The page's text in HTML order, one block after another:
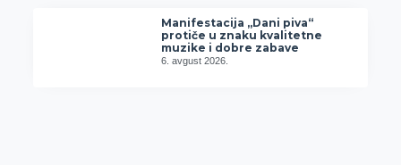
Manifestacija „Dani piva“
protiče u znaku kvalitetne
muzike i dobre zabave
6. avgust 2026.